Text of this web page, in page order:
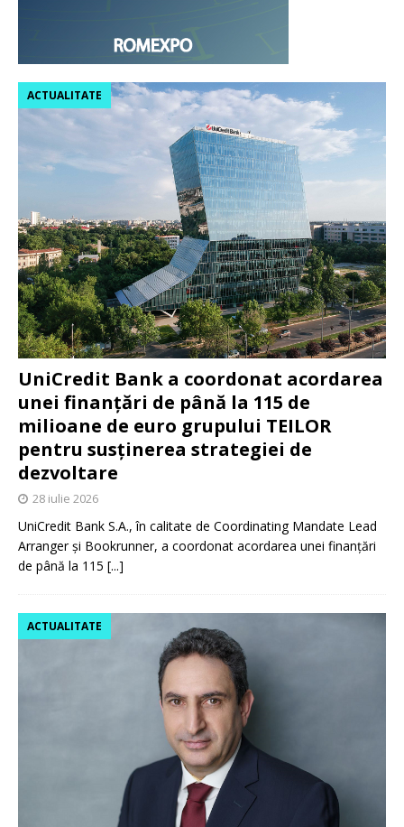
UniCredit Bank a coordonat acordarea
unei finanțări de până la 115 de
milioane de euro grupului TEILOR
pentru susținerea strategiei de
dezvoltare
ACTUALITATE
28 iulie 2026
UniCredit Bank S.A., în calitate de Coordinating Mandate Lead
Arranger și Bookrunner, a coordonat acordarea unei finanțări
de până la 115 [...]
ACTUALITATE